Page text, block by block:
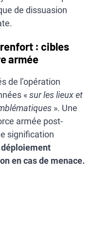
de dissuasion
renfort : cibles
armée
de l’opération
«sur les lieux et
». Une
armée post-
signification
en cas de menace.